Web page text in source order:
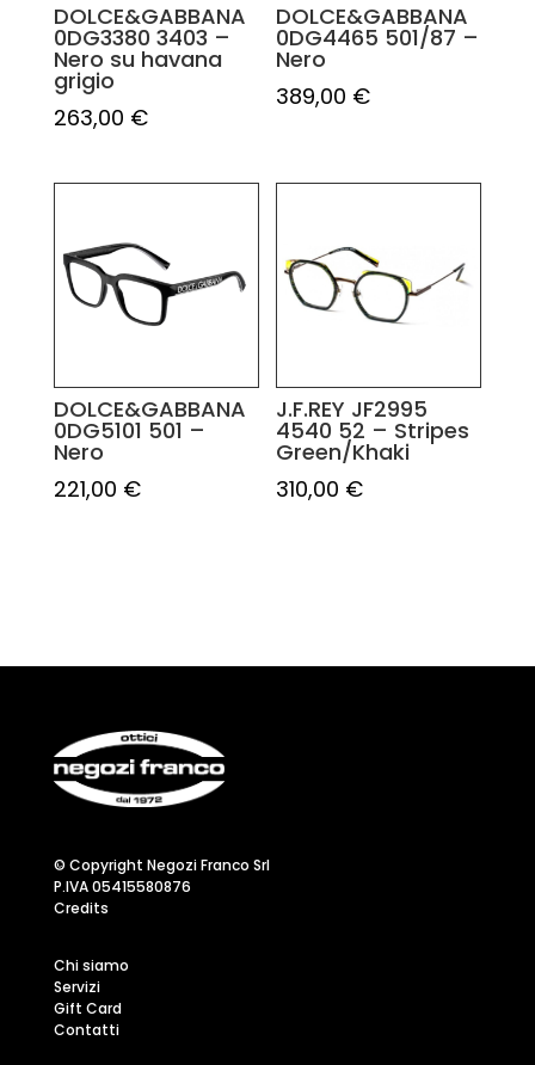
DOLCE&GABBANA
0DG3380 3403 –
Nero su havana
grigio
263,00 €
DOLCE&GABBANA
0DG4465 501/87 –
Nero
389,00 €
DOLCE&GABBANA
0DG5101 501 –
Nero
221,00 €
J.F.REY JF2995
4540 52 – Stripes
Green/Khaki
310,00 €
© Copyright Negozi Franco Srl
P.IVA 05415580876
Credits
Chi siamo
Servizi
Gift Card
Contatti